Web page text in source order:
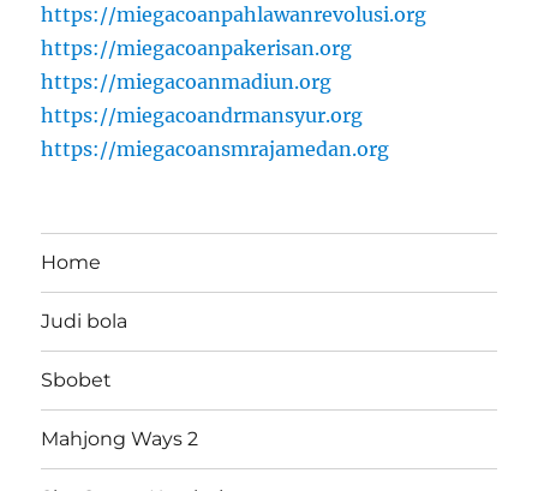
https://miegacoanpahlawanrevolusi.org
https://miegacoanpakerisan.org
https://miegacoanmadiun.org
https://miegacoandrmansyur.org
https://miegacoansmrajamedan.org
Home
Judi bola
Sbobet
Mahjong Ways 2